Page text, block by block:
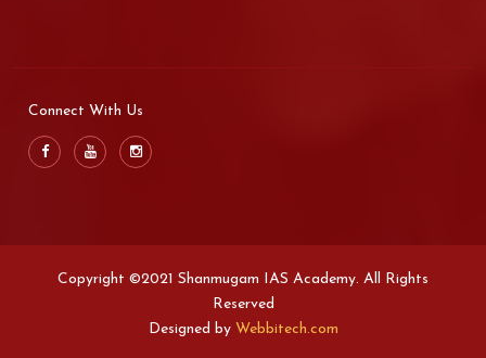
Connect With Us
Copyright ©2021 Shanmugam IAS Academy. All Rights
Reserved
Designed by Webbitech.com